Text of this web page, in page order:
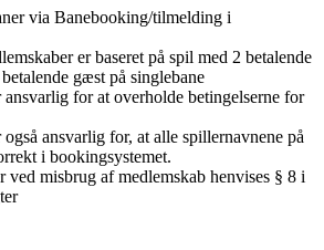
via Banebooking/tilmelding i
er baseret på spil med 2 betalende
gæst på singlebane
ansvarlig for at overholde betingelserne for
ansvarlig for, at alle spillernavnene på
i bookingsystemet.
ved misbrug af medlemskab henvises § 8 i